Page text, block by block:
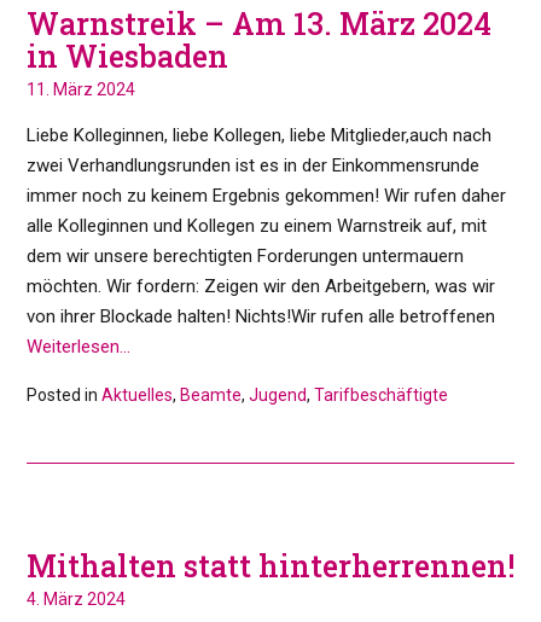
Warnstreik – Am 13. März 2024
in Wiesbaden
11. März 2024
Liebe Kolleginnen, liebe Kollegen, liebe Mitglieder,auch nach
zwei Verhandlungsrunden ist es in der Einkommensrunde
immer noch zu keinem Ergebnis gekommen! Wir rufen daher
alle Kolleginnen und Kollegen zu einem Warnstreik auf, mit
dem wir unsere berechtigten Forderungen untermauern
möchten. Wir fordern: Zeigen wir den Arbeitgebern, was wir
von ihrer Blockade halten! Nichts!Wir rufen alle betroffenen
Weiterlesen…
Posted in Aktuelles, Beamte, Jugend, Tarifbeschäftigte
Mithalten statt hinterherrennen!
4. März 2024